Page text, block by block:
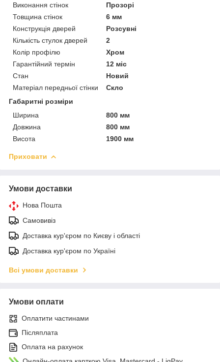
Виконання стінок
Прозорі
Товщина стінок
6 мм
Конструкція дверей
Розсувні
Кількість стулок дверей
2
Колір профілю
Хром
Гарантійний термін
12 міс
Стан
Новий
Матеріал передньої стінки
Скло
Габаритні розміри
Ширина
800 мм
Довжина
800 мм
Висота
1900 мм
Приховати
Умови доставки
Нова Пошта
Самовивіз
Доставка кур'єром по Києву і області
Доставка кур'єром по Україні
Всі умови доставки
Умови оплати
Оплатити частинами
Післяплата
Оплата на рахунок